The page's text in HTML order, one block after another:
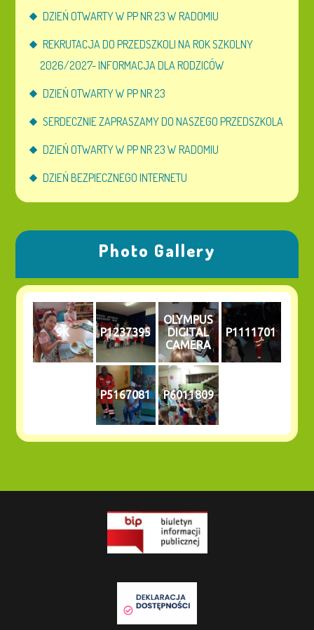
DZIEŃ OTWARTY W PP NR 23 W RADOMIU
REKRUTACJA DO PRZEDSZKOLI NA ROK SZKOLNY
2026/2027- INFORMACJA DLA RODZICÓW
DZIEŃ OTWARTY W PP NR 23
SERDECZNIE ZAPRASZAMY DO NASZEGO PRZEDSZKOLA
DZIEŃ OTWARTY W PP NR 23 W RADOMIU
DZIEŃ BEZPIECZNEGO INTERNETU
Photo Gallery
9K P1237395
OLYMPUS
DIGITAL
CAMERA
P1111701
P5167081 P6011809